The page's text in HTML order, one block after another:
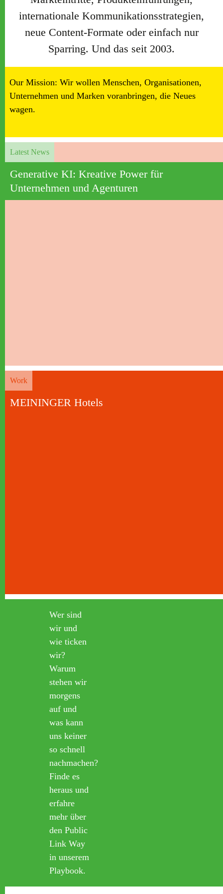
internationale Kommunikationsstrategien,
neue Content-Formate oder einfach nur
Sparring. Und das seit 2003.
Our Mission: Wir wollen Menschen, Organisationen,
Unternehmen und Marken voranbringen, die Neues
wagen.
Latest News
Generative KI: Kreative Power für
Unternehmen und Agenturen
Work
MEININGER Hotels
Wer sind
wir und
wie ticken
wir?
Warum
stehen wir
morgens
auf und
was kann
uns keiner
so schnell
nachmachen?
Finde es
heraus und
erfahre
mehr über
den Public
Link Way
in unserem
Playbook.